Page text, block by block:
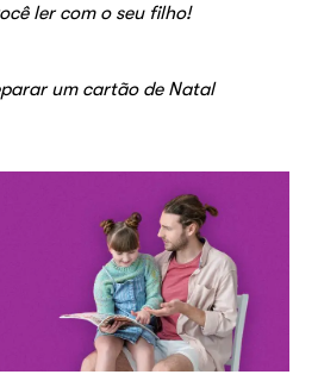
ler com o seu filho!
um cartão de Natal